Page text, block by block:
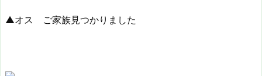
▲オス ご家族見つかりました